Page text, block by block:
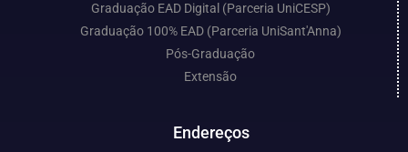
Graduação EAD Digital (Parceria UniCESP)
Graduação 100% EAD (Parceria UniSant'Anna)
Pós-Graduação
Extensão
Endereços